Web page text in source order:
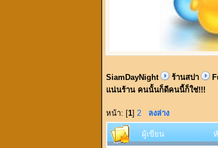
SiamDayNight ร้านสปา
แน่นร้าน คนนั้นก็ดีคนนี้ก็ใช่!!!
หน้า: [1] 2 ลงล่าง
ผู้เขียน